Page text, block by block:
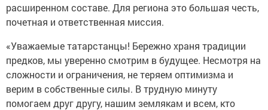
расширенном составе. Для региона это большая честь,
почетная и ответственная миссия.
«Уважаемые татарстанцы! Бережно храня традиции
предков, мы уверенно смотрим в будущее. Несмотря на
сложности и ограничения, не теряем оптимизма и
верим в собственные силы. В трудную минуту
помогаем друг другу, нашим землякам и всем, кто